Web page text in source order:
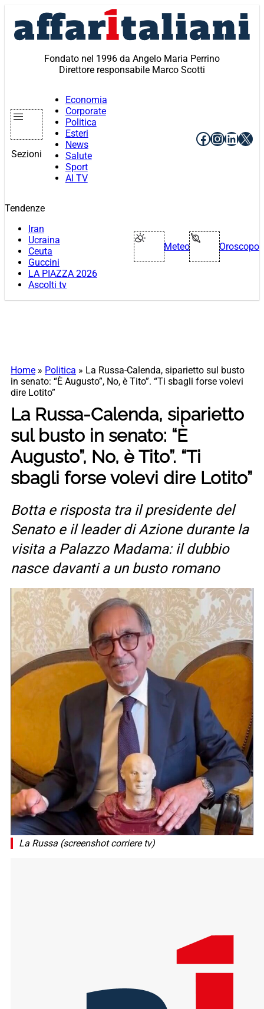
contenuto
Fondato nel 1996 da Angelo Maria Perrino
Direttore responsabile Marco Scotti
Sezioni
Economia
Corporate
Politica
Esteri
News
Salute
Sport
AI TV
Facebook
X
Tendenze
Iran
Ucraina
Ceuta
Guccini
LA PIAZZA 2026
Ascolti tv
Meteo Oroscopo
Home » Politica » La Russa-Calenda, siparietto sul busto
in senato: “È Augusto”, No, è Tito”. “Ti sbagli forse volevi
dire Lotito”
La Russa-Calenda, siparietto
sul busto in senato: “È
Augusto”, No, è Tito”. “Ti
sbagli forse volevi dire Lotito”
Botta e risposta tra il presidente del
Senato e il leader di Azione durante la
visita a Palazzo Madama: il dubbio
nasce davanti a un busto romano
La Russa (screenshot corriere tv)